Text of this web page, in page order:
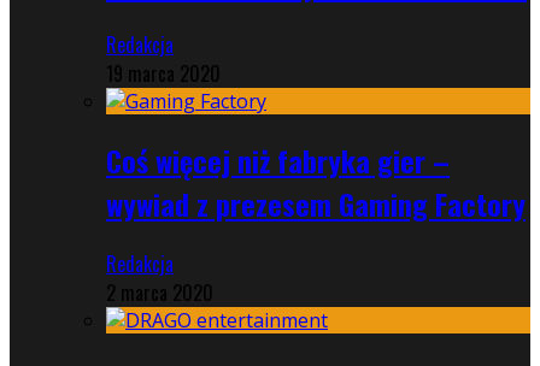
Redakcja
19 marca 2020
Coś więcej niż fabryka gier –
wywiad z prezesem Gaming Factory
Redakcja
2 marca 2020